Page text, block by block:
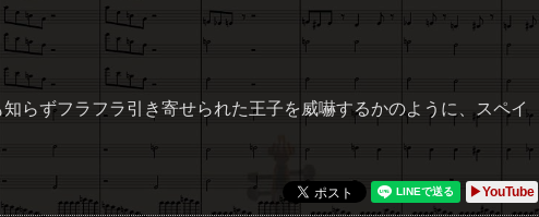
らずフラフラ引き寄せられた王子を威嚇するかのように、スペイ
▶YouTube